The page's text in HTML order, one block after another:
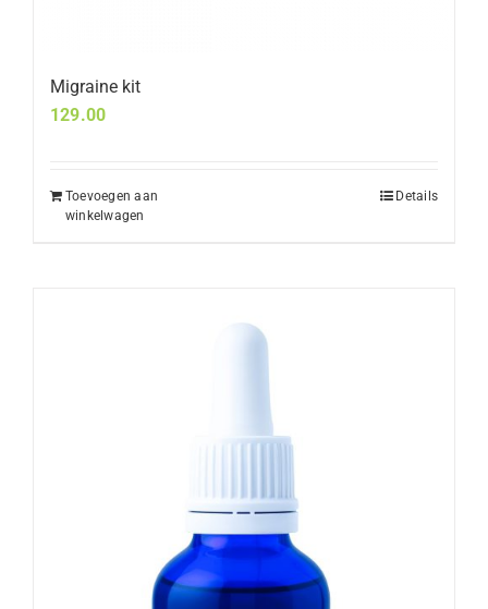
Migraine kit
129.00
Toevoegen aan
winkelwagen
Details